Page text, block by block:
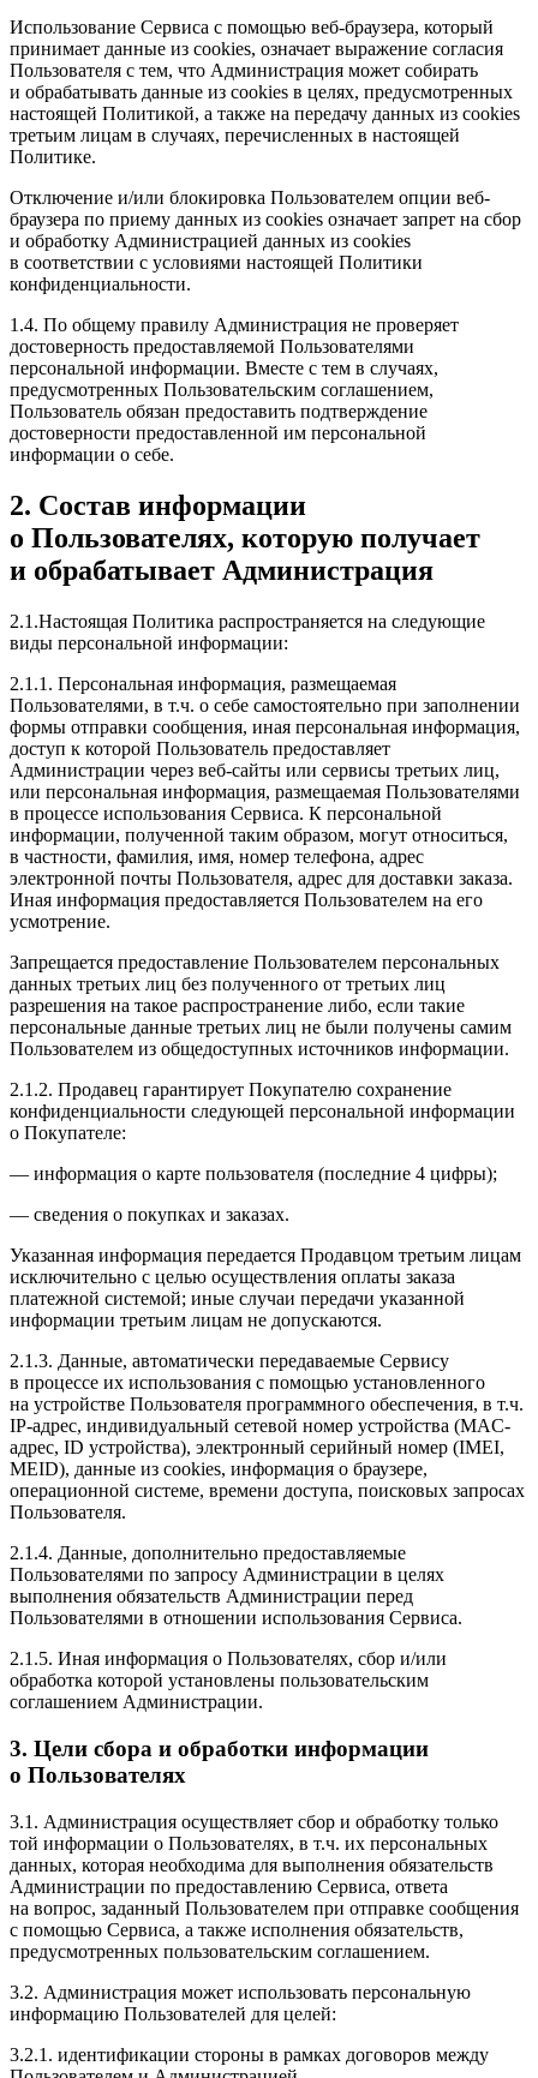
Использование Сервиса с помощью веб-браузера, который
принимает данные из cookies, означает выражение согласия
Пользователя с тем, что Администрация может собирать
и обрабатывать данные из cookies в целях, предусмотренных
настоящей Политикой, а также на передачу данных из cookies
третьим лицам в случаях, перечисленных в настоящей
Политике.
Отключение и/или блокировка Пользователем опции веб-
браузера по приему данных из cookies означает запрет на сбор
и обработку Администрацией данных из cookies
в соответствии с условиями настоящей Политики
конфиденциальности.
1.4. По общему правилу Администрация не проверяет
достоверность предоставляемой Пользователями
персональной информации. Вместе с тем в случаях,
предусмотренных Пользовательским соглашением,
Пользователь обязан предоставить подтверждение
достоверности предоставленной им персональной
информации о себе.
2. Состав информации
о Пользователях, которую получает
и обрабатывает Администрация
2.1.Настоящая Политика распространяется на следующие
виды персональной информации:
2.1.1. Персональная информация, размещаемая
Пользователями, в т.ч. о себе самостоятельно при заполнении
формы отправки сообщения, иная персональная информация,
доступ к которой Пользователь предоставляет
Администрации через веб-сайты или сервисы третьих лиц,
или персональная информация, размещаемая Пользователями
в процессе использования Сервиса. К персональной
информации, полученной таким образом, могут относиться,
в частности, фамилия, имя, номер телефона, адрес
электронной почты Пользователя, адрес для доставки заказа.
Иная информация предоставляется Пользователем на его
усмотрение.
Запрещается предоставление Пользователем персональных
данных третьих лиц без полученного от третьих лиц
разрешения на такое распространение либо, если такие
персональные данные третьих лиц не были получены самим
Пользователем из общедоступных источников информации.
2.1.2. Продавец гарантирует Покупателю сохранение
конфиденциальности следующей персональной информации
о Покупателе:
— информация о карте пользователя (последние 4 цифры);
— сведения о покупках и заказах.
Указанная информация передается Продавцом третьим лицам
исключительно с целью осуществления оплаты заказа
платежной системой; иные случаи передачи указанной
информации третьим лицам не допускаются.
2.1.3. Данные, автоматически передаваемые Сервису
в процессе их использования с помощью установленного
на устройстве Пользователя программного обеспечения, в т.ч.
IP-адрес, индивидуальный сетевой номер устройства (MAC-
адрес, ID устройства), электронный серийный номер (IMEI,
MEID), данные из cookies, информация о браузере,
операционной системе, времени доступа, поисковых запросах
Пользователя.
2.1.4. Данные, дополнительно предоставляемые
Пользователями по запросу Администрации в целях
выполнения обязательств Администрации перед
Пользователями в отношении использования Сервиса.
2.1.5. Иная информация о Пользователях, сбор и/или
обработка которой установлены пользовательским
соглашением Администрации.
3. Цели сбора и обработки информации
о Пользователях
3.1. Администрация осуществляет сбор и обработку только
той информации о Пользователях, в т.ч. их персональных
данных, которая необходима для выполнения обязательств
Администрации по предоставлению Сервиса, ответа
на вопрос, заданный Пользователем при отправке сообщения
с помощью Сервиса, а также исполнения обязательств,
предусмотренных пользовательским соглашением.
3.2. Администрация может использовать персональную
информацию Пользователей для целей:
3.2.1. идентификации стороны в рамках договоров между